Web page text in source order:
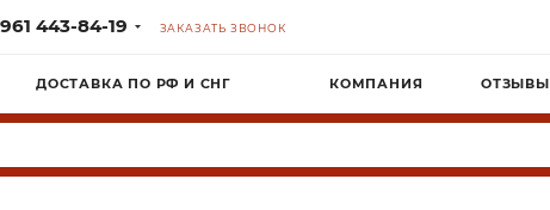
443-84-19 ЗАКАЗАТЬ ЗВОНОК
ДОСТАВКА ПО РФ И СНГ КОМПАНИЯ ОТЗЫВЫ